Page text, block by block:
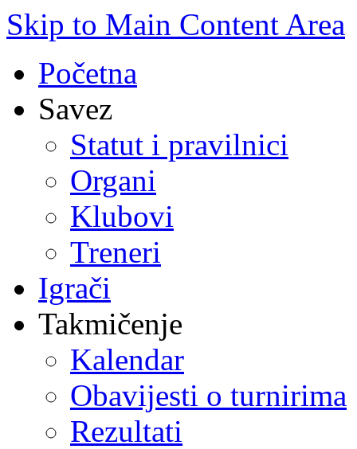
Skip to Main Content Area
Početna
Savez
Statut i pravilnici
Organi
Klubovi
Treneri
Igrači
Takmičenje
Kalendar
Obavijesti o turnirima
Rezultati